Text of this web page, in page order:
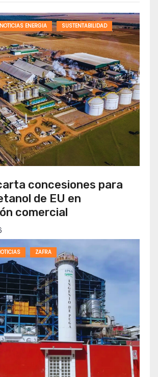
NOTICIAS ENERGIA SUSTENTABILIDAD
concesiones para
de EU en
comercial
ZAFRA